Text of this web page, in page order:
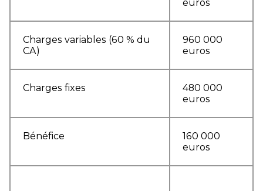
euros
Charges variables (60 % du
CA)
960 000
euros
Charges fixes
480 000
euros
Bénéfice
160 000
euros